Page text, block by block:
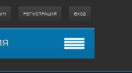
РЕГИСТРАЦИЯ ВХОД